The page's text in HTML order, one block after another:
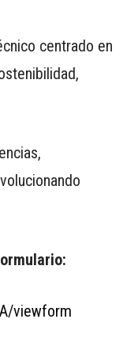
centrado en
viewform